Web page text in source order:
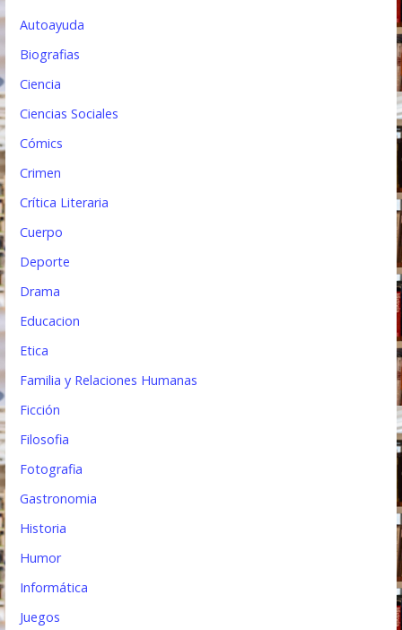
Autoayuda
Biografias
Ciencia
Ciencias Sociales
Cómics
Crimen
Crítica Literaria
Cuerpo
Deporte
Drama
Educacion
Etica
Familia y Relaciones Humanas
Ficción
Filosofia
Fotografia
Gastronomia
Historia
Humor
Informática
Juegos